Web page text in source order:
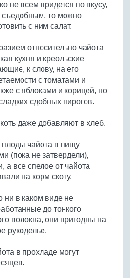
не всем придется по вкусу,
съедобным, то можно
с ним салат.
относительно чайота
кухня и креольские
к слову, на его
с томатами и
с яблоками и корицей, но
сдобных пирогов.
даже добавляют в хлеб.
плоды чайота в пищу
(пока не затвердели),
а все спелое от чайота
на корм скоту.
ни в каком виде не
до тонкого
волокна, они пригодны на
рукоделье.
в прохладе могут